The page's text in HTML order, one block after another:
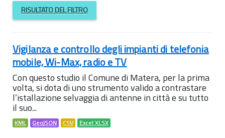
RISULTATO DEL FILTRO
Vigilanza e controllo degli impianti di telefonia
mobile, Wi-Max, radio e TV
Con questo studio il Comune di Matera, per la prima
volta, si dota di uno strumento valido a contrastare
l’istallazione selvaggia di antenne in città e su tutto
il suo...
KML GeoJSON CSV Excel XLSX